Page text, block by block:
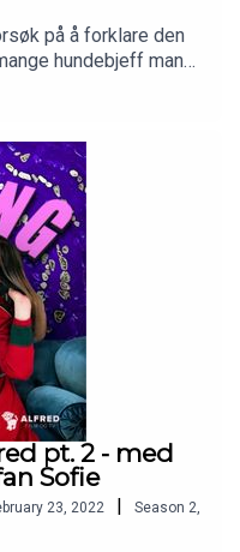
på å forklare den
hundebjeff man
om tid i det hele tatt
til…
pt. 2 - med
Sofie
23, 2022 | Season 2,